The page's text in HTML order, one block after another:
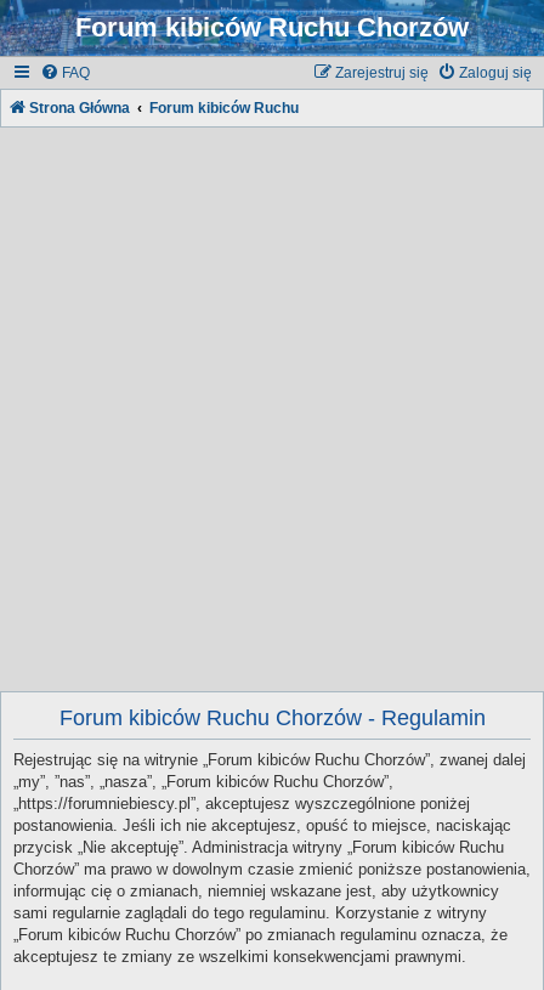
Forum kibiców Ruchu Chorzów
FAQ Zaloguj się
Zarejestruj się
Strona Główna Forum kibiców Ruchu
Forum kibiców Ruchu Chorzów - Regulamin
Rejestrując się na witrynie „Forum kibiców Ruchu Chorzów”, zwanej dalej
„my”, ”nas”, „nasza”, „Forum kibiców Ruchu Chorzów”,
„https://forumniebiescy.pl”, akceptujesz wyszczególnione poniżej
postanowienia. Jeśli ich nie akceptujesz, opuść to miejsce, naciskając
przycisk „Nie akceptuję”. Administracja witryny „Forum kibiców Ruchu
Chorzów” ma prawo w dowolnym czasie zmienić poniższe postanowienia,
informując cię o zmianach, niemniej wskazane jest, aby użytkownicy
sami regularnie zaglądali do tego regulaminu. Korzystanie z witryny
„Forum kibiców Ruchu Chorzów” po zmianach regulaminu oznacza, że
akceptujesz te zmiany ze wszelkimi konsekwencjami prawnymi.